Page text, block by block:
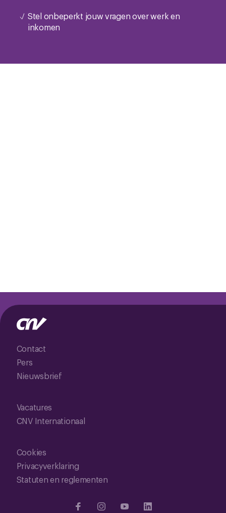
Stel onbeperkt jouw vragen over werk en
inkomen
Contact
Pers
Nieuwsbrief
Vacatures
CNV Internationaal
Cookies
Privacyverklaring
Statuten en reglementen